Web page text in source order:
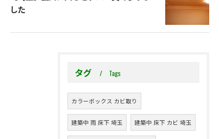
した
タグ Tags
カラーボックス カビ取り
建築中 雨 床下 埼玉 建築中 床下 カビ 埼玉